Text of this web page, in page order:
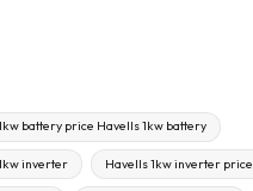
battery price Havells 1kw battery
inverter Havells 1kw inverter price